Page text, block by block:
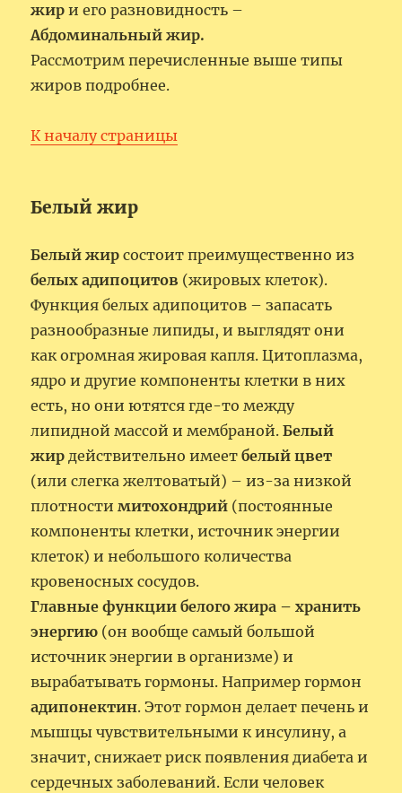
жир и его разновидность –
Абдоминальный жир.
Рассмотрим перечисленные выше типы
жиров подробнее.
К началу страницы
Белый жир
Белый жир состоит преимущественно из
белых адипоцитов (жировых клеток).
Функция белых адипоцитов – запасать
разнообразные липиды, и выглядят они
как огромная жировая капля. Цитоплазма,
ядро и другие компоненты клетки в них
есть, но они ютятся где-то между
липидной массой и мембраной.Белый
жир действительно имеет белый цвет
(или слегка желтоватый) – из-за низкой
плотностимитохондрий (постоянные
компоненты клетки, источник энергии
клеток) и небольшого количества
кровеносных сосудов.
Главные функции белого жира – хранить
энергию (он вообще самый большой
источник энергии в организме) и
вырабатывать гормоны. Например гормон
адипонектин. Этот гормон делает печень и
мышцы чувствительными к инсулину, а
значит, снижает риск появления диабета и
сердечных заболеваний. Если человек